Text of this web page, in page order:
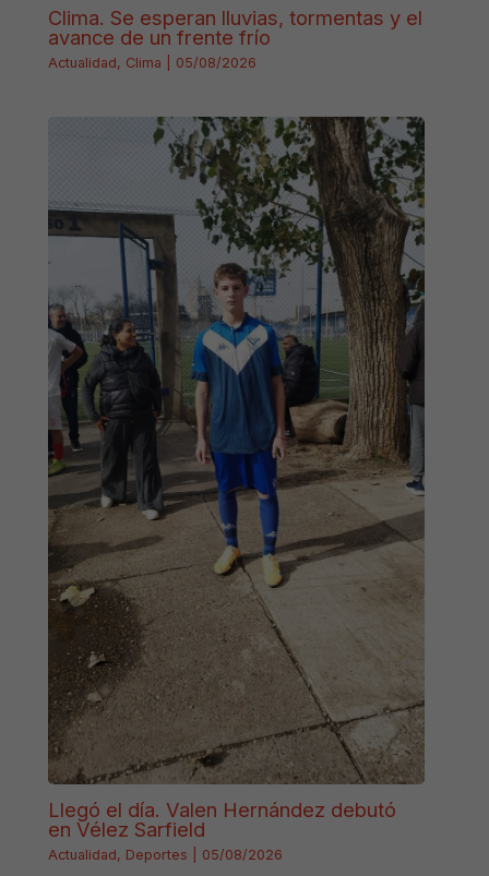
Clima. Se esperan lluvias, tormentas y el
avance de un frente frío
Actualidad, Clima 05/08/2026
Llegó el día. Valen Hernández debutó
en Vélez Sarfield
Actualidad, Deportes 05/08/2026